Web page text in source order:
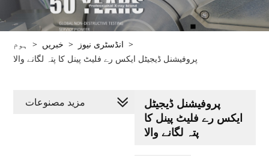
ہوم > خبریں > انڈسٹری نیوز >
پروفیشنل ڈیجیٹل ایکس رے فلیٹ پینل کا پتہ لگانے والا
پروفیشنل ڈیجیٹل
ایکس رے فلیٹ پینل کا
پتہ لگانے والا
مزید مصنوعات